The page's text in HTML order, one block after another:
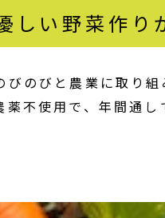
い野菜作り
のびと農業に取り
不使用で、年間通